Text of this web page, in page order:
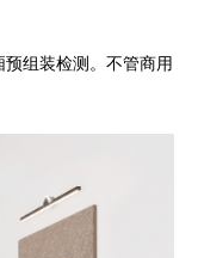
组装检测。不管商用